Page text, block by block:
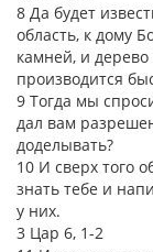
8 Да будет
область, к дому
камней, и
производится
9 Тогда мы
дал вам
доделывать?
10 И сверх того
знать тебе и
у них.
3 Цар 6, 1-2